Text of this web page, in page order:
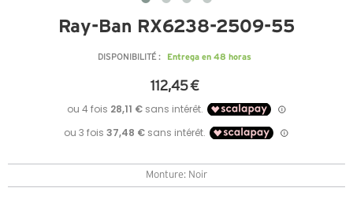
Ray-Ban RX6238-2509-55
DISPONIBILITÉ : Entrega en 48 horas
112,45 €
Monture: Noir